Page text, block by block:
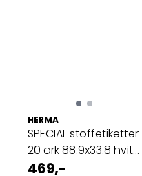
HERMA
SPECIAL stoffetiketter
20 ark 88.9x33.8 hvit
(320 ...
469,-